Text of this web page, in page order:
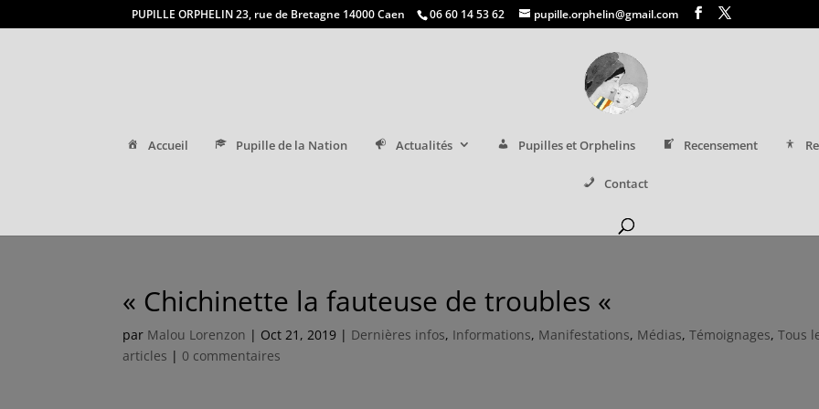
PUPILLE ORPHELIN 23, rue de Bretagne 14000 Caen 06 60 14 53 62 pupille.orphelin@gmail.com
Accueil Pupille de la Nation Actualités Pupilles et Orphelins Recensement
Contact
« Chichinette la fauteuse de troubles «
par Malou Lorenzon | Oct 21, 2019 | Dernières infos, Informations, Manifestations, Médias,Témoignages,Tous
articles | 0 commentaires